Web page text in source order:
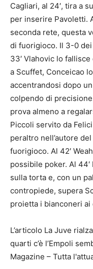
Cagliari, al 24′, tira a
per inserire Pavoletti.
seconda rete, questa
di fuorigioco. Il 3-0 dei
33′ Vlahovic lo
a Scuffet, Conceicao
accentrandosi dopo
colpendo di
prova almeno a
Piccoli servito da
peraltro nell’autore
fuorigioco. Al 42′
possibile poker. Al
sulla torta e, con un
contropiede, supera
proietta i bianconeri
L’articolo La Juve
quarti c’è l’Empoli
Magazine – Tutta